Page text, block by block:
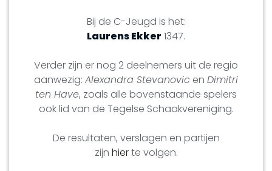
Bij de C-Jeugd is het:
Laurens Ekker 1347.
Verder zijn er nog 2 deelnemers uit de regio
aanwezig: Alexandra Stevanovic en Dimitri
ten Have, zoals alle bovenstaande spelers
ook lid van de Tegelse Schaakvereniging.
De resultaten, verslagen en partijen
zijn hierte volgen.